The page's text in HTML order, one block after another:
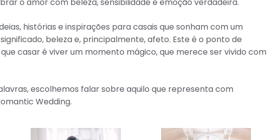
o amor com beleza, sensibilidade e emoção verdadeira.
histórias e inspirações para casais que sonham com um
beleza e, principalmente, afeto. Este é o ponto de
casar é viver um momento mágico, que merece ser vivido com
escolhemos falar sobre aquilo que representa com
Wedding.